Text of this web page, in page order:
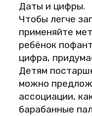
Даты и цифры.
Чтобы легче
применяйте
ребёнок
цифра,
Детям
можно
ассоциации,
барабанные